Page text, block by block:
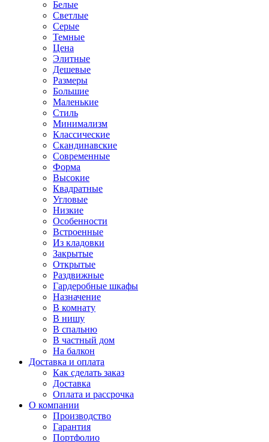
Белые
Светлые
Серые
Темные
Цена
Элитные
Дешевые
Размеры
Большие
Маленькие
Стиль
Минимализм
Классические
Скандинавские
Современные
Форма
Высокие
Квадратные
Угловые
Низкие
Особенности
Встроенные
Из кладовки
Закрытые
Открытые
Раздвижные
Гардеробные шкафы
Назначение
В комнату
В нишу
В спальню
В частный дом
На балкон
Доставка и оплата
Как сделать заказ
Доставка
Оплата и рассрочка
О компании
Производство
Гарантия
Портфолио